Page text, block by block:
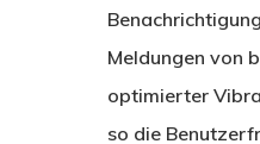
Meldungen von
optimierter
so die